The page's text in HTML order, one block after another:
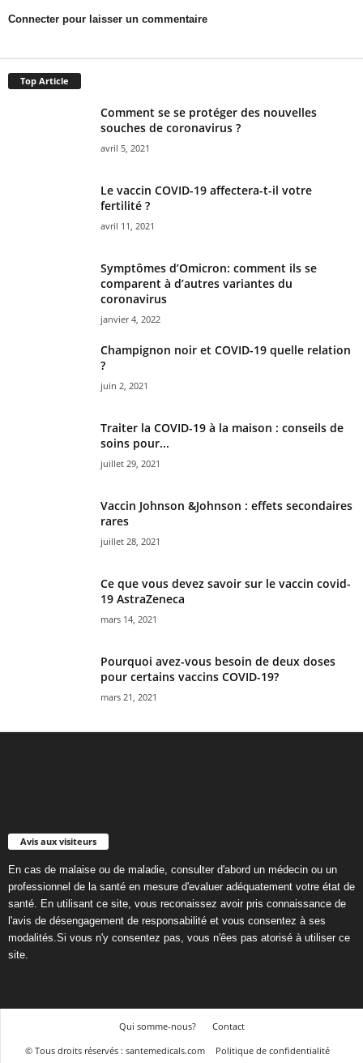
Connecter pour laisser un commentaire
Top Article
Comment se se protéger des nouvelles
souches de coronavirus ?
avril 5, 2021
Le vaccin COVID-19 affectera-t-il votre
fertilité ?
avril 11, 2021
Symptômes d’Omicron: comment ils se
comparent à d’autres variantes du
coronavirus
janvier 4, 2022
Champignon noir et COVID-19 quelle relation
?
juin 2, 2021
Traiter la COVID-19 à la maison : conseils de
soins pour...
juillet 29, 2021
Vaccin Johnson &Johnson : effets secondaires
rares
juillet 28, 2021
Ce que vous devez savoir sur le vaccin covid-
19 AstraZeneca
mars 14, 2021
Pourquoi avez-vous besoin de deux doses
pour certains vaccins COVID-19?
mars 21, 2021
Avis aux visiteurs
En cas de malaise ou de maladie, consulter d'abord un médecin ou un
professionnel de la santé en mesure d'evaluer adéquatement votre état de
santé. En utilisant ce site, vous reconaissez avoir pris connaissance de
l'avis de désengagement de responsabilité et vous consentez à ses
modalités.Si vous n'y consentez pas, vous n'êes pas atorisé à utiliser ce
site.
Qui somme-nous?
Contact
© Tous droits réservés : santemedicals.com
Politique de confidentialité